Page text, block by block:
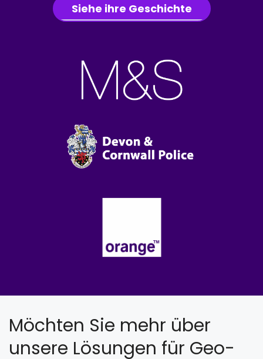
Siehe ihre Geschichte
Möchten Sie mehr über
unsere Lösungen für Geo-